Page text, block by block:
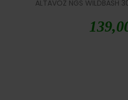
ALTAVOZ NGS WILDBASH